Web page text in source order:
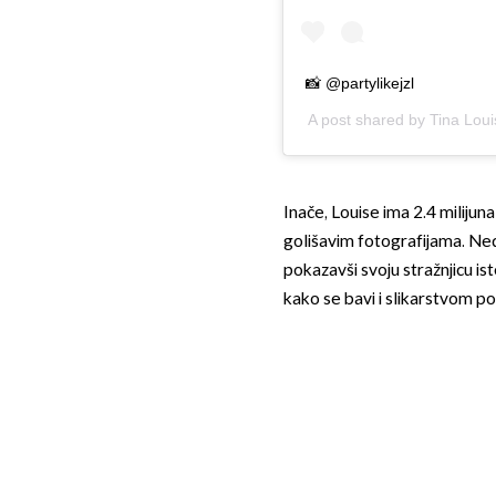
📸 @partylikejzl
A post shared byTina
Inače, Louise ima 2.4
golišavim fotografijama.
pokazavši svoju stražnjicu
kako se bavi i slikarstvom